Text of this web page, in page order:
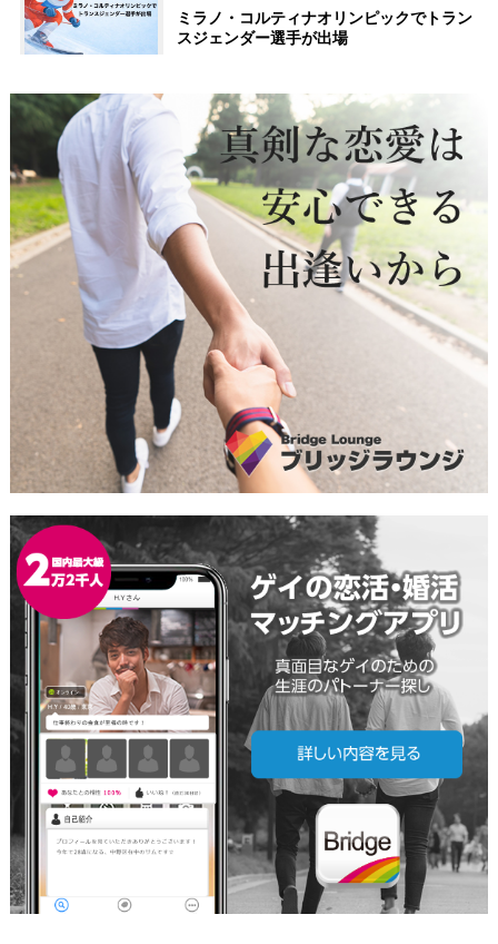
ミラノ・コルティナオリンピックでトラン
スジェンダー選手が出場